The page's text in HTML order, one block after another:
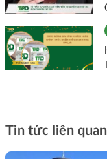
Tin tức liên quan